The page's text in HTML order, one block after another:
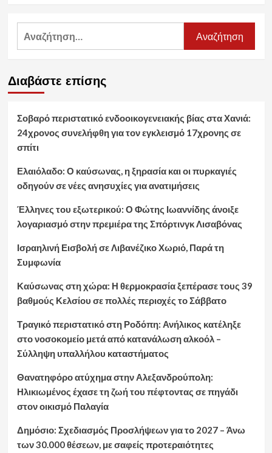
Αναζήτηση
Διαβάστε επίσης
Σοβαρό περιστατικό ενδοοικογενειακής βίας στα Χανιά:
24χρονος συνελήφθη για τον εγκλεισμό 17χρονης σε
σπίτι
Ελαιόλαδο: Ο καύσωνας, η ξηρασία και οι πυρκαγιές
οδηγούν σε νέες ανησυχίες για ανατιμήσεις
Έλληνες του εξωτερικού: Ο Φώτης Ιωαννίδης άνοιξε
λογαριασμό στην πρεμιέρα της Σπόρτινγκ Λισαβόνας
Ισραηλινή Εισβολή σε Λιβανέζικο Χωριό, Παρά τη
Συμφωνία
Καύσωνας στη χώρα: Η θερμοκρασία ξεπέρασε τους 39
βαθμούς Κελσίου σε πολλές περιοχές το Σάββατο
Τραγικό περιστατικό στη Ροδόπη: Ανήλικος κατέληξε
στο νοσοκομείο μετά από κατανάλωση αλκοόλ –
Σύλληψη υπαλλήλου καταστήματος
Θανατηφόρο ατύχημα στην Αλεξανδρούπολη:
Ηλικιωμένος έχασε τη ζωή του πέφτοντας σε πηγάδι
στον οικισμό Παλαγία
Δημόσιο: Σχεδιασμός Προσλήψεων για το 2027 – Άνω
των 30.000 θέσεων, με σαφείς προτεραιότητες